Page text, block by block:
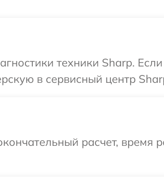
техники Sharp.
в сервисный центр
расчет, время